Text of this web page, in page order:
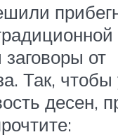
от
Так, чтобы
десен,